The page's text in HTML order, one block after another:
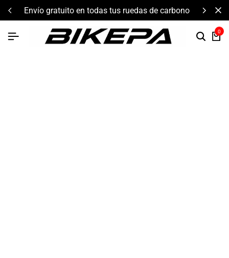
envío gratuito en todas tus ruedas de carbono
0